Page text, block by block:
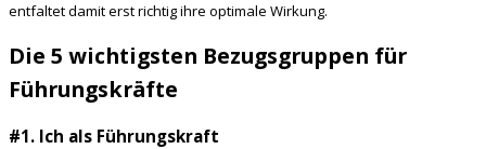
entfaltet damit erst richtig ihre optimale Wirkung.
Die 5 wichtigsten Bezugsgruppen für
Führungskräfte
#1. Ich als Führungskraft